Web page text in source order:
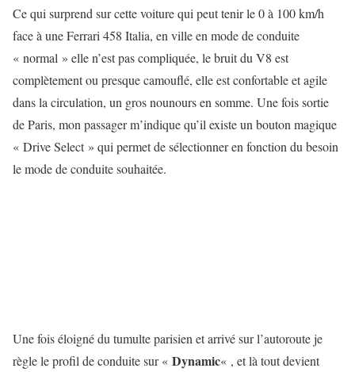
Ce qui surprend sur cette voiture qui peut tenir le 0 à 100 km/h
face à une Ferrari 458 Italia, en ville en mode de conduite
« normal » elle n’est pas compliquée, le bruit du V8 est
complètement ou presque camouflé, elle est confortable et agile
dans la circulation, un gros nounours en somme. Une fois sortie
de Paris, mon passager m’indique qu’il existe un bouton magique
« Drive Select » qui permet de sélectionner en fonction du besoin
le mode de conduite souhaitée.
Une fois éloigné du tumulte parisien et arrivé sur l’autoroute je
règle le profil de conduite sur « Dynamic« , et là tout devient